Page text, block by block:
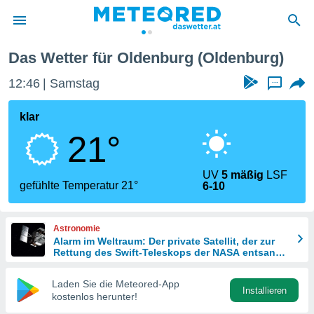
wurde
dass
sind.
diese
Das Wetter für Oldenburg (Oldenburg)
12:46 Samstag ...
klar
21°
gefühlte Temperatur 21°
UV5 mäßig LSF
6-10
Astronomie
Alarm im Weltraum: Der private Satellit, der zur
Rettung des Swift-Teleskops der NASA entsandt
Laden Sie die Meteored-App
kostenlos herunter!
Installieren